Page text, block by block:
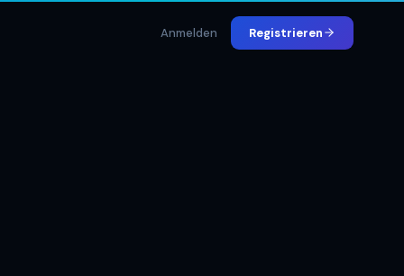
Anmelden Registrieren